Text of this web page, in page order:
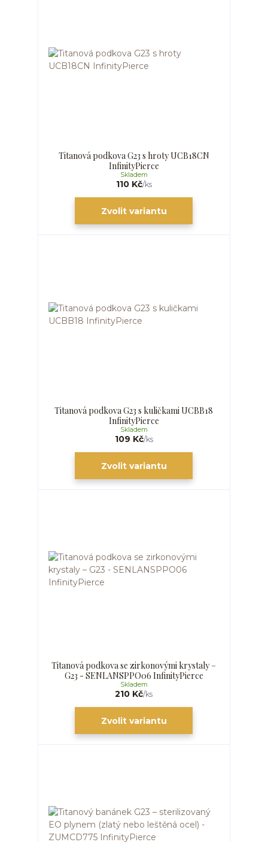
Titanová podkova G23 s hroty UCB18CN
InfinityPierce
110 Kč/ks
Skladem
Zvolit variantu
Titanová podkova G23 s kuličkami UCBB18
InfinityPierce
109 Kč/ks
Skladem
Zvolit variantu
Titanová podkova se zirkonovými krystaly –
G23 - SENLANSPPO06 InfinityPierce
210 Kč/ks
Skladem
Zvolit variantu